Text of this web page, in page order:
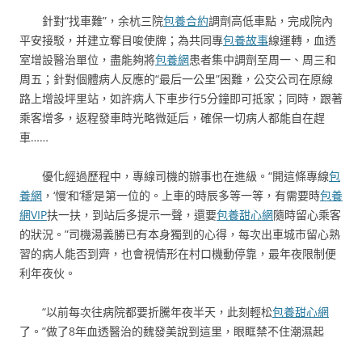
針對“找車難”，余杭三院包養合約調劑高低車點，完成院內
平安接駁，并建立奪目唆使牌；為共同專包養故事線運轉，血透
室增設醫治單位，盡能夠將包養網患者集中調劑至周一、周三和
周五；針對個體病人反應的“最后一公里”困難，公交公司在原線
路上增設坪里站，如許病人下車步行5分鐘即可抵家；同時，跟著
乘客增多，返程發車時光略微延后，確保一切病人都能自在趕
車……
優化經過歷程中，專線司機的辦事也在進級。“開這條專線包
養網 ，‘慢’和‘穩’是第一位的。上車的時辰多等一等，有需要時包養
網VIP扶一扶，到站后多提示一聲，還要包養甜心網隨時留心乘客
的狀況。”司機湯義勝已有本身獨到的心得，每次出車城市留心熟
習的病人能否到齊，也會視情形在村口機動停靠，最年夜限制便
利年夜伙。
“以前每次往病院都要折騰年夜半天，此刻輕松包養甜心網
了。”做了8年血透醫治的魏發美說到這里，眼眶禁不住潮濕起